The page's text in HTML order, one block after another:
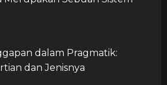
dalam Pragmatik:
dan Jenisnya